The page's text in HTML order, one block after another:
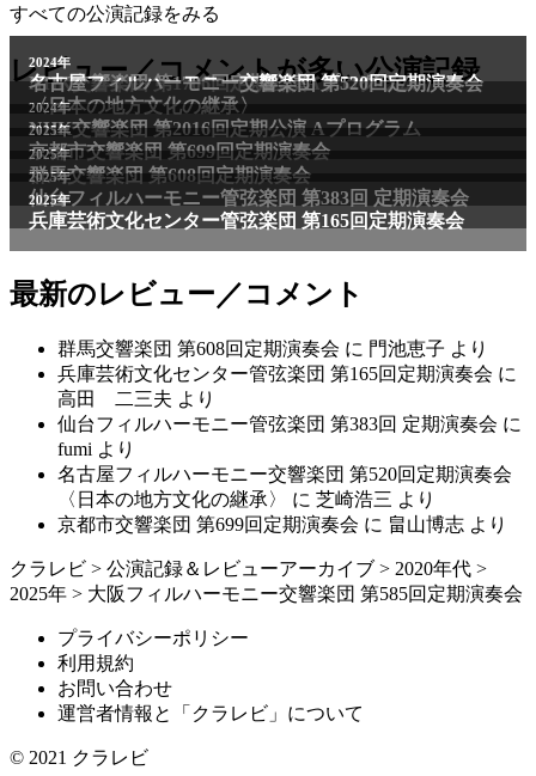
すべての公演記録をみる
レビュー／コメントが多い公演記録
最新のレビュー／コメント
群馬交響楽団 第608回定期演奏会 に 門池恵子 より
兵庫芸術文化センター管弦楽団 第165回定期演奏会 に
高田 二三夫 より
仙台フィルハーモニー管弦楽団 第383回 定期演奏会 に
fumi より
名古屋フィルハーモニー交響楽団 第520回定期演奏会
〈日本の地方文化の継承〉
に 芝崎浩三 より
京都市交響楽団 第699回定期演奏会 に 畠山博志 より
クラレビ > 公演記録＆レビューアーカイブ > 2020年代 >
2025年 > 大阪フィルハーモニー交響楽団 第585回定期演奏会
プライバシーポリシー
利用規約
お問い合わせ
運営者情報と「クラレビ」について
© 2021 クラレビ